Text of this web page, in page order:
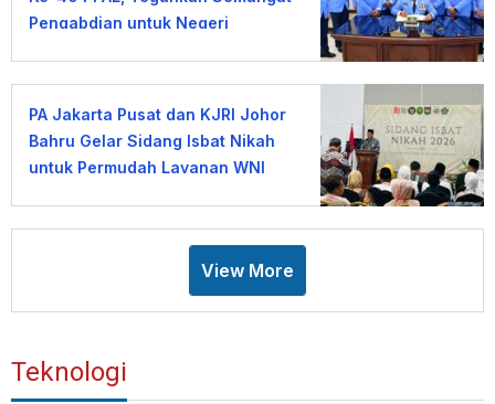
Pengabdian untuk Negeri
PA Jakarta Pusat dan KJRI Johor
Bahru Gelar Sidang Isbat Nikah
untuk Permudah Layanan WNI
View More
Teknologi